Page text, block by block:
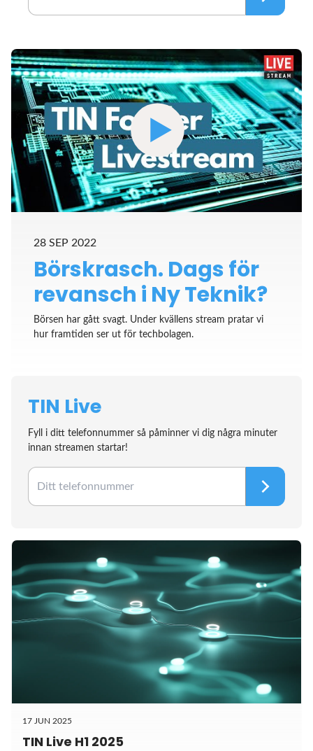
28 SEP 2022
Börskrasch. Dags för
revansch i Ny Teknik?
Börsen har gått svagt. Under kvällens stream pratar vi
hur framtiden ser ut för techbolagen.
TIN Live
Fyll i ditt telefonnummer så påminner vi dig några minuter
innan streamen startar!
17 JUN 2025
TIN Live H1 2025